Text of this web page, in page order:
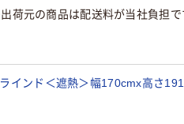
荷元の商品は配送料が当社負担で
インド＜遮熱＞幅170cmx高さ